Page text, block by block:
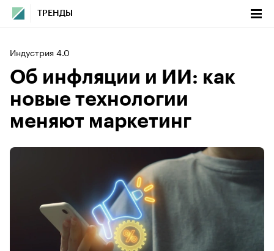
ТРЕНДЫ
Индустрия 4.0
Об инфляции и ИИ: как
новые технологии
меняют маркетинг